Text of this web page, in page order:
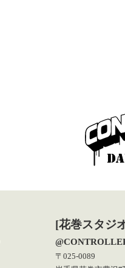
[花巻スタジ
〒025-0089